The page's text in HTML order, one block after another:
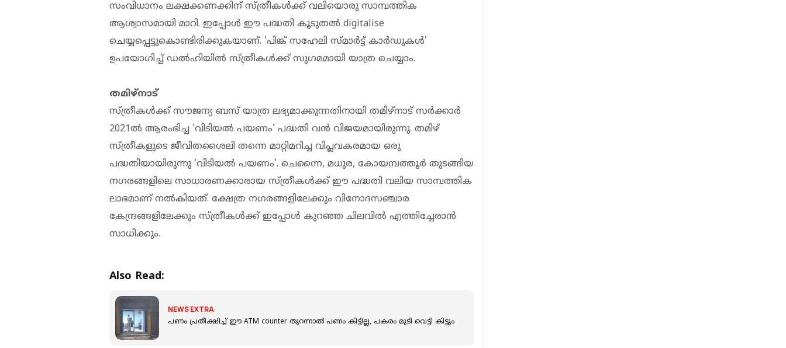
സംവിധാനം ലക്ഷക്കണക്കിന് സ്ത്രീകൾക്ക് വലിയൊരു സാമ്പത്തിക
ആശ്വാസമായി മാറി. ഇപ്പോൾ ഈ പദ്ധതി കൂടുതൽ digitalise
ചെയ്യപ്പെട്ടുകൊണ്ടിരിക്കുകയാണ്. 'പിങ്ക് സഹേലി സ്മാർട്ട് കാർഡുകൾ'
ഉപയോഗിച്ച് ഡൽഹിയിൽ സ്ത്രീകൾക്ക് സുഗമമായി യാത്ര ചെയ്യാം.
തമിഴ്‌നാട്
സ്ത്രീകൾക്ക് സൗജന്യ ബസ് യാത്ര ലഭ്യമാക്കുന്നതിനായി തമിഴ്‌നാട് സർക്കാർ
2021ൽ ആരംഭിച്ച 'വിടിയൽ പയണം' പദ്ധതി വൻ വിജയമായിരുന്നു. തമിഴ്
സ്ത്രീകളുടെ ജീവിതശൈലി തന്നെ മാറ്റിമറിച്ച വിപ്ലവകരമായ ഒരു
പദ്ധതിയായിരുന്നു 'വിടിയൽ പയണം'. ചെന്നൈ, മധുര, കോയമ്പത്തൂർ തുടങ്ങിയ
നഗരങ്ങളിലെ സാധാരണക്കാരായ സ്ത്രീകൾക്ക് ഈ പദ്ധതി വലിയ സാമ്പത്തിക
ലാഭമാണ് നൽകിയത്. ക്ഷേത്ര നഗരങ്ങളിലേക്കും വിനോദസഞ്ചാര
കേന്ദ്രങ്ങളിലേക്കും സ്ത്രീകൾക്ക് ഇപ്പോൾ കുറഞ്ഞ ചിലവിൽ എത്തിച്ചേരാൻ
സാധിക്കും.
Also Read:
NEWS EXTRA
പണം പ്രതീക്ഷിച്ച്‌ ഈ ATM counter തുറന്നാൽ പണം കിട്ടില്ല, പകരം മുടി വെട്ടി കിട്ടും